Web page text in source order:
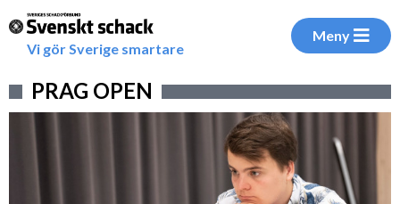
Vi gör Sverige smartare
Meny
PRAG OPEN